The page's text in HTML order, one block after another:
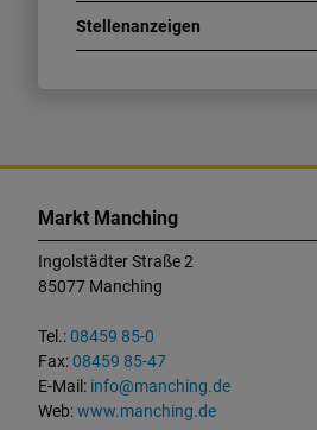
Stellenanzeigen
Markt Manching
Ingolstädter Straße 2
85077 Manching
Tel.:08459 85-0
Fax:08459 85-47
E-Mail: info@manching.de
Web:www.manching.de